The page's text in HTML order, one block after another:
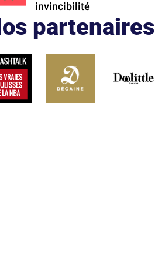
invincibilité
partenaires